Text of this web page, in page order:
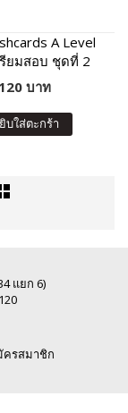
A Level
ยมสอบ ชุดที่ 2
120 บาท
บใส่ตะกร้า
แยก 6)
ครสมาชิก